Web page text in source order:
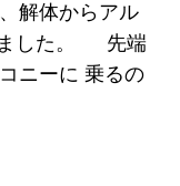
解体からアル
ました。 先端
ニーに 乗るの